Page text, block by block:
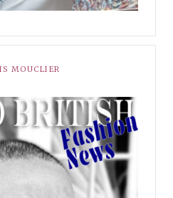
MOUCLIER